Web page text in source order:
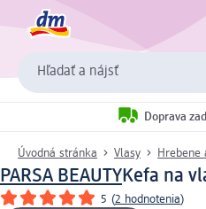
Hľadať a nájsť
Doprava
Úvodná stránka Vlasy Hrebene
PARSA BEAUTYKefa na
5 (2 hodnotenia)